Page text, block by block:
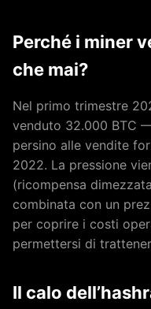
Perché i miner
che mai?
Nel primo trimestre
venduto 32.000 BTC
persino alle vendite
2022. La pressione
(ricompensa
combinata con un
per coprire i costi
permettersi di
Il calo